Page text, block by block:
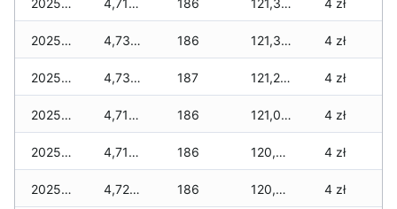
2025-11-22 4,714 zł 186 121,373 zł 4 zł
2025-11-21 4,734 zł 186 121,349 zł 4 zł
2025-11-20 4,734 zł 187 121,229 zł 4 zł
2025-11-19 4,714 zł 186 121,071 zł 4 zł
2025-11-18 4,714 zł 186 120,805 zł 4 zł
2025-11-17 4,722 zł 186 120,737 zł 4 zł